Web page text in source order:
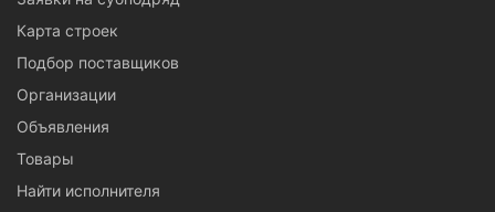
Карта строек
Подбор поставщиков
Организации
Объявления
Товары
Найти исполнителя